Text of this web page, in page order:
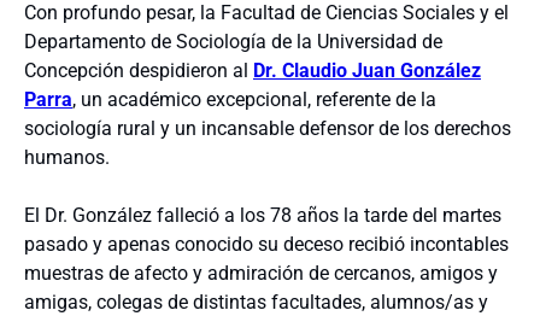
Con profundo pesar, la Facultad de Ciencias Sociales y el
Departamento de Sociología de la Universidad de
Concepción despidieron al
Dr. Claudio Juan González
Parra, un académico excepcional, referente de la
sociología rural y un incansable defensor de los derechos
humanos.
El Dr. González falleció a los 78 años la tarde del martes
pasado y apenas conocido su deceso recibió incontables
muestras de afecto y admiración de cercanos, amigos y
amigas, colegas de distintas facultades, alumnos/as y